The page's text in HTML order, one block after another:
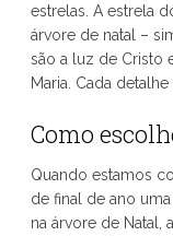
estrelas. A estrela
árvore de natal –
são a luz de Cristo
Maria. Cada
Como
Quando estamos
de final de ano
na árvore de Natal,